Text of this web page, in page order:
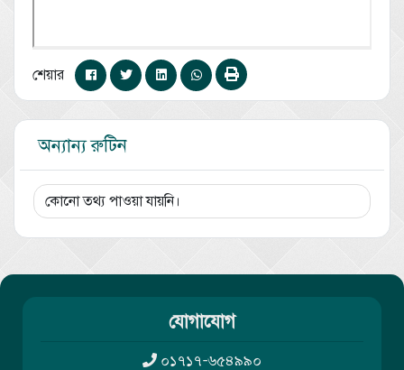
শেয়ার
অন্যান্য রুটিন
কোনো তথ্য পাওয়া যায়নি।
যোগাযোগ
০১৭১৭-৬৫৪৯৯০